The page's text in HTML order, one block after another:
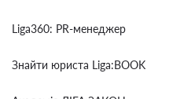
Liga360: PR-менеджер
Знайти юриста Liga:BOOK